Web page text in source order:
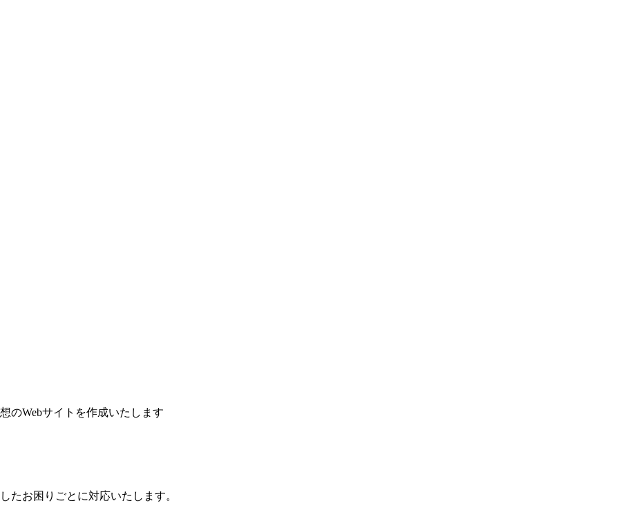
のWebサイトを作成いたします
たお困りごとに対応いたします。